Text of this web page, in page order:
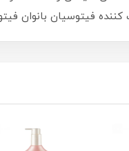
بانوان فیتو 250 میلی‌لیتر